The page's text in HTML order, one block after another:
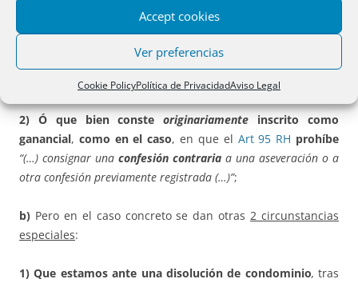
Accept cookies
Ver preferencias
Cookie PolicyPolítica de PrivacidadAviso Legal
presuntivamente ganancial,porno haberse expresado
de comunidad (NO es nuestro caso). Aquí
posibilidad deconfesiónsin más del otro cónyuge;
2) Ó que bien consteoriginariamente inscrito como
ganancial, como en el caso, en que el Art 95 RH prohíbe
“(…) consignar una confesión contraria a una aseveración o a
otra confesión previamente registrada (…)”;
b) Pero en el caso concreto se dan otras2 circunstancias
especiales:
1) Que estamos ante una disolución de condominio, tras